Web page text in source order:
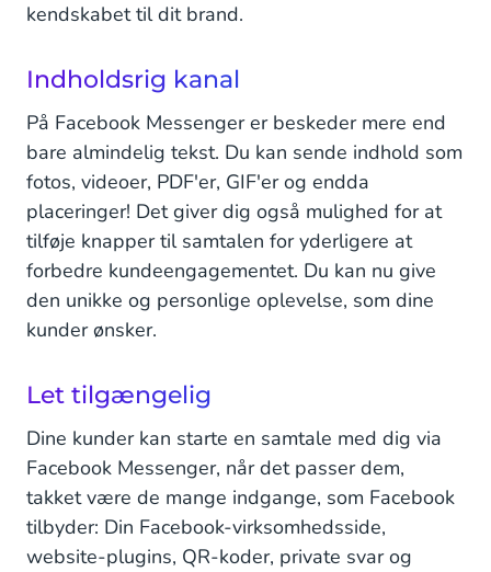
kendskabet til dit brand.
Indholdsrig kanal
På Facebook Messenger er beskeder mere end
bare almindelig tekst. Du kan sende indhold som
fotos, videoer, PDF'er, GIF'er og endda
placeringer! Det giver dig også mulighed for at
tilføje knapper til samtalen for yderligere at
forbedre kundeengagementet. Du kan nu give
den unikke og personlige oplevelse, som dine
kunder ønsker.
Let tilgængelig
Dine kunder kan starte en samtale med dig via
Facebook Messenger, når det passer dem,
takket være de mange indgange, som Facebook
tilbyder: Din Facebook-virksomhedsside,
website-plugins, QR-koder, private svar og